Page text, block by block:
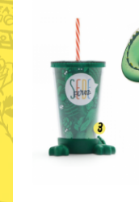
Imaginarium